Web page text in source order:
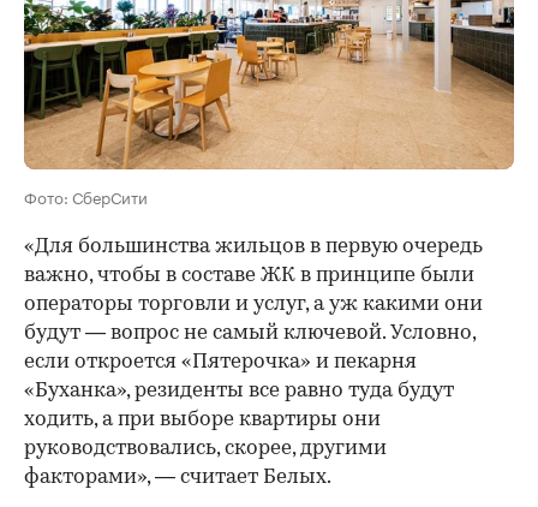
Фото: СберСити
«Для большинства жильцов в первую очередь
важно, чтобы в составе ЖК в принципе были
операторы торговли и услуг, а уж какими они
будут — вопрос не самый ключевой. Условно,
если откроется «Пятерочка» и пекарня
«Буханка», резиденты все равно туда будут
ходить, а при выборе квартиры они
руководствовались, скорее, другими
факторами», — считает Белых.